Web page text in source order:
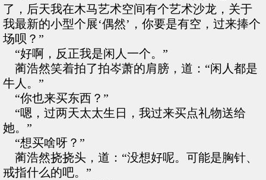
了，后天我在木马艺术空间有个艺术沙龙，关于
我最新的小型个展‘偶然’，你要是有空，过来捧个
场呗？”
“好啊，反正我是闲人一个。”
蔺浩然笑着拍了拍岑萧的肩膀，道：“闲人都是
牛人。”
“你也来买东西？”
“嗯，过两天太太生日，我过来买点礼物送给
她。”
“想买啥呀？”
蔺浩然挠挠头，道：“没想好呢。可能是胸针、
戒指什么的吧。”